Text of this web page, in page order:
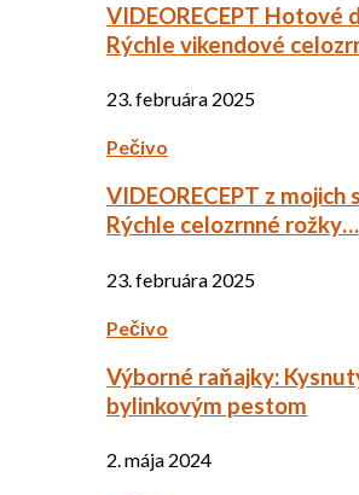
VIDEORECEPT Hotové
Rýchle vikendové
23. februára 2025
Pečivo
VIDEORECEPT z mojich
Rýchle celozrnné rožky…
23. februára 2025
Pečivo
Výborné raňajky:
bylinkovým pestom
2. mája 2024